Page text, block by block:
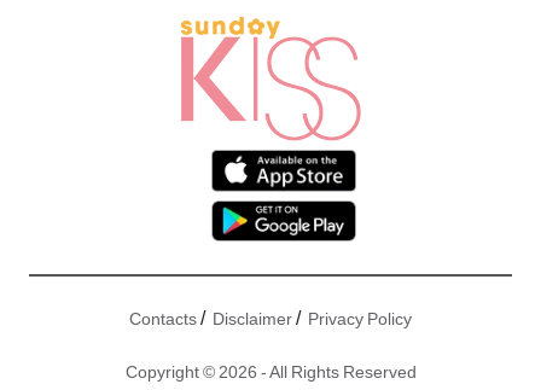
Contacts/ Disclaimer/ Privacy Policy
Copyright © 2026 - All Rights Reserved